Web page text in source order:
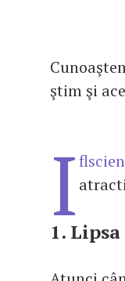
ştim şi
I
1.